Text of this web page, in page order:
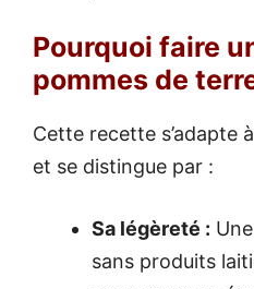
Pourquoi faire
pommes de
Cette recette s’adapte
et se distingue par :
Sa légèreté :
sans produits